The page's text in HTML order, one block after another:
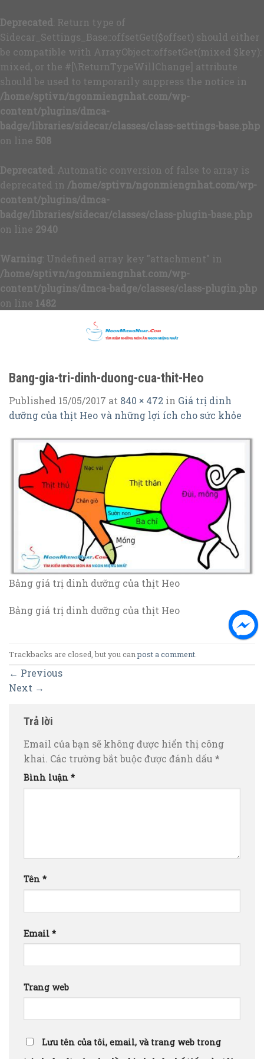
Deprecated : Return type of
Sidecar_Settings_Base::offsetGet($offset) should either
be compatible with ArrayObject::offsetGet(mixed $key):
mixed, or the #[\ReturnTypeWillChange] attribute
should be used to temporarily suppress the notice in
/home/sptivn/ngonmiengnhat.com/wp-
content/plugins/dmca-
badge/libraries/sidecar/classes/class-settings-base.php
on line 508
Deprecated : Automatic conversion of false to array is
deprecated in /home/sptivn/ngonmiengnhat.com/wp-
content/plugins/dmca-
badge/libraries/sidecar/classes/class-plugin-base.php
on line 2940
Warning: Undefined array key "attachment" in
/home/sptivn/ngonmiengnhat.com/wp-
content/plugins/dmca-badge/classes/class-plugin.php
on line 1482
Bang-gia-tri-dinh-duong-cua-thit-Heo
Published 15/05/2017 at 840 × 472 in Giá trị dinh
dưỡng của thịt Heo và những lợi ích cho sức khỏe
Bảng giá trị dinh dưỡng của thịt Heo
Bảng giá trị dinh dưỡng của thịt Heo
Trackbacks are closed, but you canpost a comment
← Previous
Next →
Trả lời
Email của bạn sẽ không được hiển thị công
khai. Các trường bắt buộc được đánh dấu *
Bình luận *
Tên *
Email *
Trang web
Lưu tên của tôi, email, và trang web trong